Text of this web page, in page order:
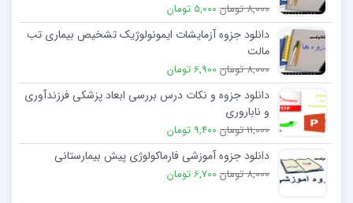
8,000 تومان 5,000 تومان
دانلود جزوه آزمایشات ایمونولوژیک تشخیص بیماری تب
مالت
8,000 تومان 6,900 تومان
دانلود جزوه و نکات درس بررسی ابعاد پزشکی فرزندآوری
و ناباروری
11,000 تومان 9,400 تومان
دانلود جزوه آموزشی فارماکولوژی پیش بیمارستانی
8,000 تومان 6,700 تومان